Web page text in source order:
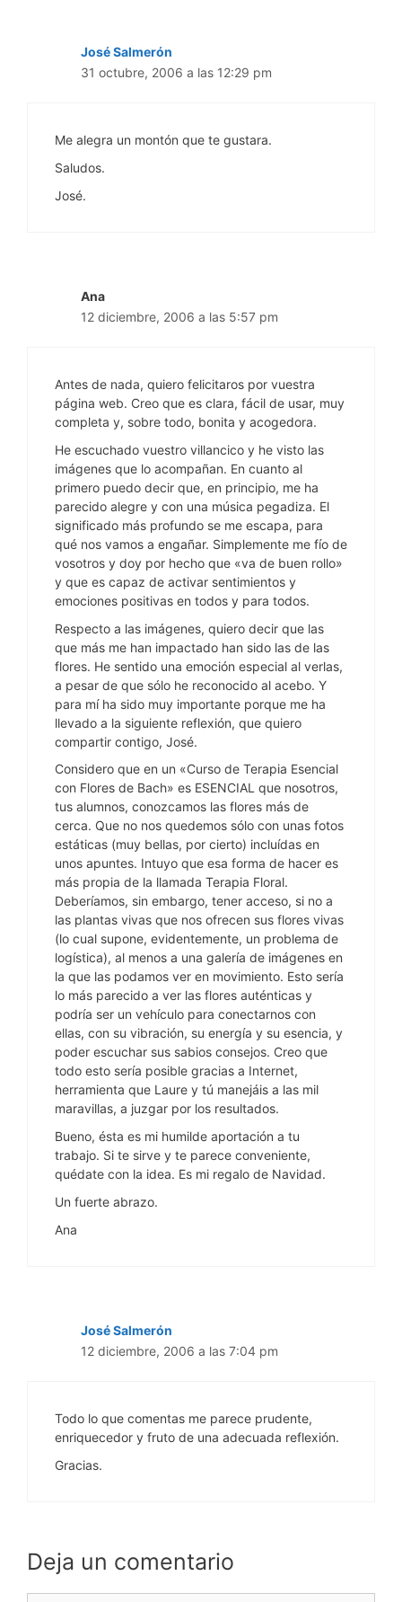
José Salmerón
31 octubre, 2006 a las 12:29 pm
Me alegra un montón que te gustara.
Saludos.
José.
Ana
12 diciembre, 2006 a las 5:57 pm
Antes de nada, quiero felicitaros por vuestra
página web. Creo que es clara, fácil de usar, muy
completa y, sobre todo, bonita y acogedora.
He escuchado vuestro villancico y he visto las
imágenes que lo acompañan. En cuanto al
primero puedo decir que, en principio, me ha
parecido alegre y con una música pegadiza. El
significado más profundo se me escapa, para
qué nos vamos a engañar. Simplemente me fío de
vosotros y doy por hecho que «va de buen rollo»
y que es capaz de activar sentimientos y
emociones positivas en todos y para todos.
Respecto a las imágenes, quiero decir que las
que más me han impactado han sido las de las
flores. He sentido una emoción especial al verlas,
a pesar de que sólo he reconocido al acebo. Y
para mí ha sido muy importante porque me ha
llevado a la siguiente reflexión, que quiero
compartir contigo, José.
Considero que en un «Curso de Terapia Esencial
con Flores de Bach» es ESENCIAL que nosotros,
tus alumnos, conozcamos las flores más de
cerca. Que no nos quedemos sólo con unas fotos
estáticas (muy bellas, por cierto) incluídas en
unos apuntes. Intuyo que esa forma de hacer es
más propia de la llamada Terapia Floral.
Deberíamos, sin embargo, tener acceso, si no a
las plantas vivas que nos ofrecen sus flores vivas
(lo cual supone, evidentemente, un problema de
logística), al menos a una galería de imágenes en
la que las podamos ver en movimiento. Esto sería
lo más parecido a ver las flores auténticas y
podría ser un vehículo para conectarnos con
ellas, con su vibración, su energía y su esencia, y
poder escuchar sus sabios consejos. Creo que
todo esto sería posible gracias a Internet,
herramienta que Laure y tú manejáis a las mil
maravillas, a juzgar por los resultados.
Bueno, ésta es mi humilde aportación a tu
trabajo. Si te sirve y te parece conveniente,
quédate con la idea. Es mi regalo de Navidad.
Un fuerte abrazo.
Ana
José Salmerón
12 diciembre, 2006 a las 7:04 pm
Todo lo que comentas me parece prudente,
enriquecedor y fruto de una adecuada reflexión.
Gracias.
Deja un comentario